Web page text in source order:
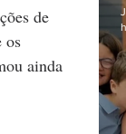
de
os
ainda